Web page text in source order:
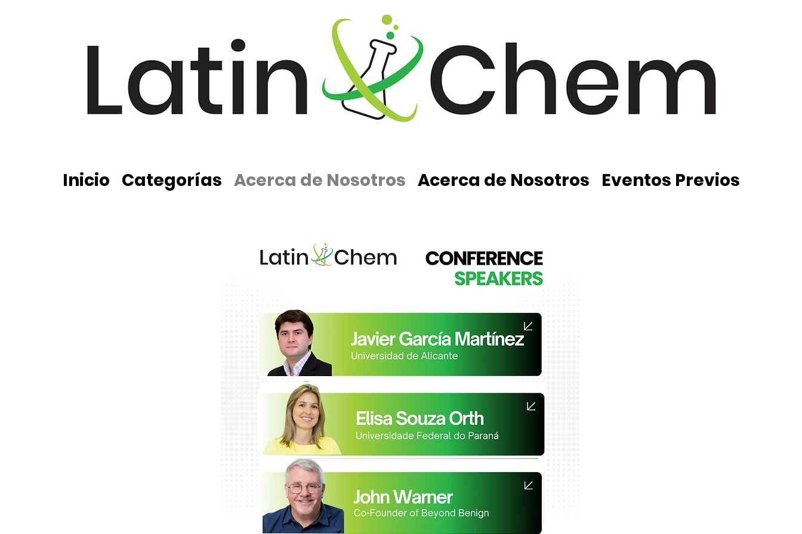
Inicio Categorías Acerca de Nosotros Acerca de Nosotros Eventos Previos